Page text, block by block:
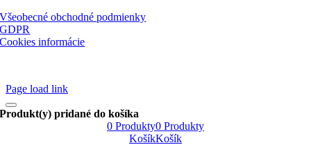
Všeobecné obchodné podmienky
GDPR
Cookies informácie
Page load link
Produkt(y) pridané do košíka
0 Produkty0 Produkty
KošíkKošík